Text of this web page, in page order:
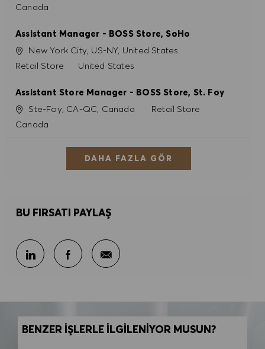
Canada
Assistant Manager - BOSS Store, SoHo
KonumNew York City, US-NY, United States
Kategori
Retail Store United States
Assistant Store Manager - BOSS Store, St. Foy
KonumSte-Foy, CA-QC, Canada Kategori
Retail Store
Canada
DAHA FAZLA GÖR
BU FIRSATI PAYLAŞ
LinkedIn ile paylaş
Facebook ile paylaş
E-posta ile paylaş
BENZER İŞLERLE İLGİLENİYOR MUSUN?